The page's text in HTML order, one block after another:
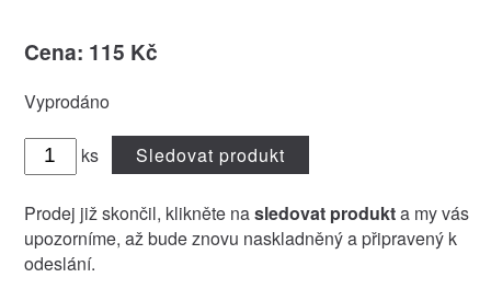
Cena: 115 Kč
Vyprodáno
ks Sledovat produkt
Prodej již skončil, klikněte nasledovat produkta my vás
upozorníme, až bude znovu naskladněný a připravený k
odeslání.